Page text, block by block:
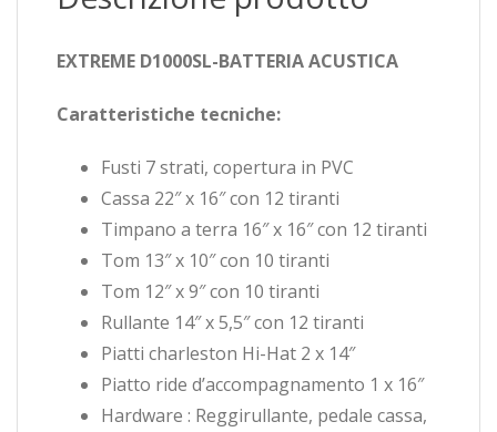
EXTREME D1000SL-BATTERIA ACUSTICA
Caratteristiche tecniche:
Fusti 7 strati, copertura in PVC
Cassa 22″ x 16″ con 12 tiranti
Timpano a terra 16″ x 16″ con 12 tiranti
Tom 13″ x 10″ con 10 tiranti
Tom 12″ x 9″ con 10 tiranti
Rullante 14″ x 5,5″ con 12 tiranti
Piatti charleston Hi-Hat 2 x 14″
Piatto ride d’accompagnamento 1 x 16″
Hardware : Reggirullante, pedale cassa,